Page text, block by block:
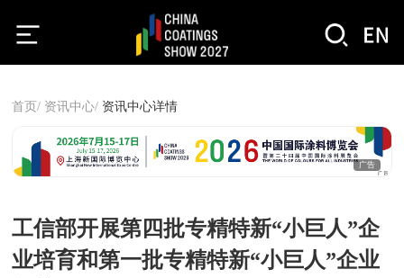
首页/ 资讯中心/ 资讯中心详情
广告
工信部开展第四批专精特新“小巨人”企
业培育和第一批专精特新“小巨人”企业